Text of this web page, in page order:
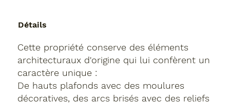
Détails
Cette propriété conserve des éléments
architecturaux d'origine qui lui confèrent un
caractère unique :
De hauts plafonds avec des moulures
décoratives, des arcs brisés avec des reliefs